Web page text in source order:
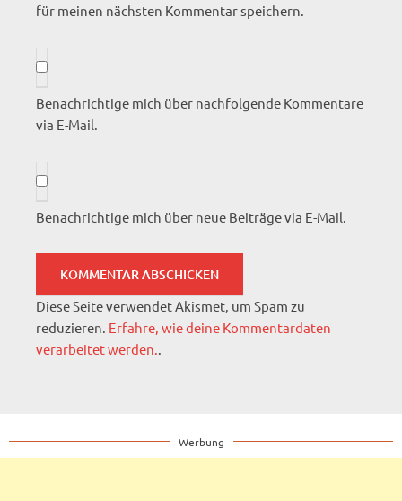
für meinen nächsten Kommentar speichern.
Benachrichtige mich über nachfolgende Kommentare
via E-Mail.
Benachrichtige mich über neue Beiträge via E-Mail.
Diese Seite verwendet Akismet, um Spam zu
reduzieren. Erfahre, wie deine Kommentardaten
verarbeitet werden..
Werbung